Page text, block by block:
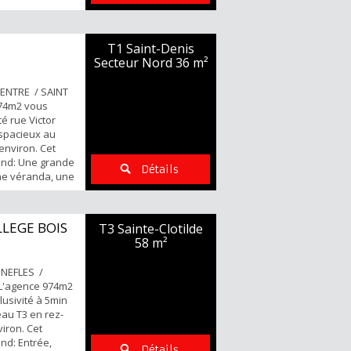
une salle de
-Proche
tous
/ SAINT
vous
rue Victor
au
Cet
Une grande
véranda, une
et
-Petite
sécurisée -
tous ...
T1 Saint-Denis
Secteur Nord 36 m²
Détails
BOIS
/
974m2
à 5min
T3 en rez-
Cet
Entrée,
T3 Sainte-Clotilde
58 m²